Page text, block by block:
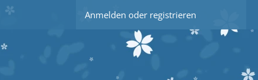
Anmelden oder registrieren